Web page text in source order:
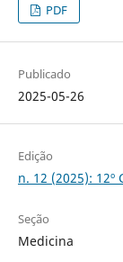
PDF
Publicado
2025-05-26
Edição
n. 12 (2025):
Seção
Medicina